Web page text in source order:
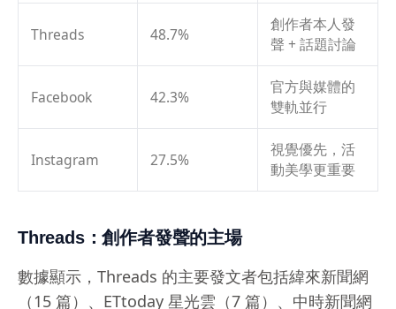
Threads 48.7%
創作者本人發
聲 + 話題討論
Facebook 42.3%
官方與媒體的
雙軌並行
Instagram 27.5%
視覺優先，活
動美學更重要
Threads：創作者發聲的主場
數據顯示，Threads 的主要發文者包括緯來新聞網
（15 篇）、ETtoday 星光雲（7 篇）、中時新聞網